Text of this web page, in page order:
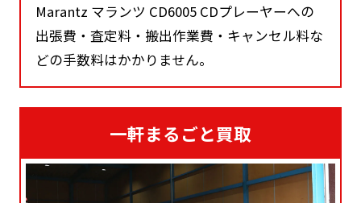
Marantz マランツ CD6005 CDプレーヤーへの
出張費・査定料・搬出作業費・キャンセル料な
どの手数料はかかりません。
一軒まるごと買取